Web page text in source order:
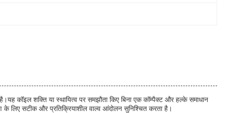
कॉइल शक्ति या स्थायित्व पर समझौता किए बिना एक कॉम्पैक्ट और हल्के समाधान
लिए सटीक और प्रतिक्रियाशील वाल्व आंदोलन सुनिश्चित करता है।